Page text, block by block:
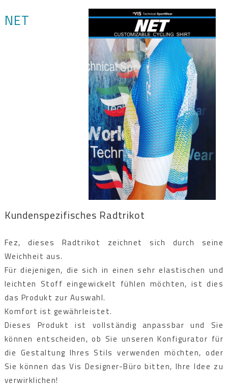
NET
Kundenspezifisches Radtrikot
Fez, dieses Radtrikot zeichnet sich durch seine
Weichheit aus.
Für diejenigen, die sich in einen sehr elastischen und
leichten Stoff eingewickelt fühlen möchten, ist dies
das Produkt zur Auswahl.
Komfort ist gewährleistet.
Dieses Produkt ist vollständig anpassbar und Sie
können entscheiden, ob Sie unseren Konfigurator für
die Gestaltung Ihres Stils verwenden möchten, oder
Sie können das Vis Designer-Büro bitten, Ihre Idee zu
verwirklichen!